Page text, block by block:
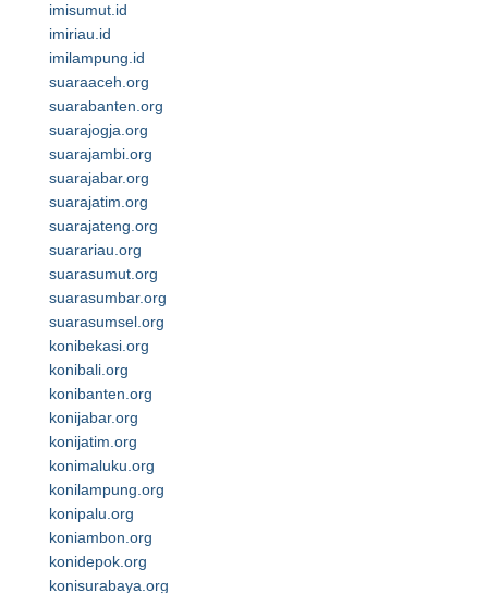
imisumut.id
imiriau.id
imilampung.id
suaraaceh.org
suarabanten.org
suarajogja.org
suarajambi.org
suarajabar.org
suarajatim.org
suarajateng.org
suarariau.org
suarasumut.org
suarasumbar.org
suarasumsel.org
konibekasi.org
konibali.org
konibanten.org
konijabar.org
konijatim.org
konimaluku.org
konilampung.org
konipalu.org
koniambon.org
konidepok.org
konisurabaya.org